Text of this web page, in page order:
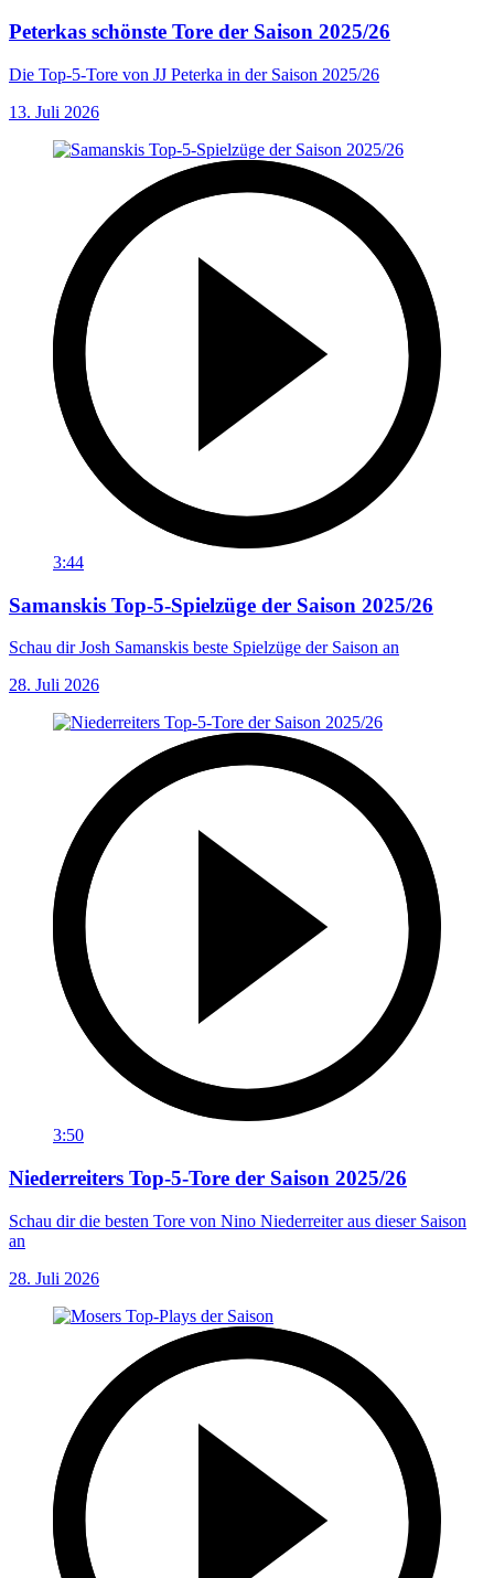
Peterkas schönste Tore der Saison 2025/26
Die Top-5-Tore von JJ Peterka in der Saison 2025/26
13. Juli 2026
3:44
Samanskis Top-5-Spielzüge der Saison 2025/26
Schau dir Josh Samanskis beste Spielzüge der Saison an
28. Juli 2026
3:50
Niederreiters Top-5-Tore der Saison 2025/26
Schau dir die besten Tore von Nino Niederreiter aus dieser Saison
an
28. Juli 2026